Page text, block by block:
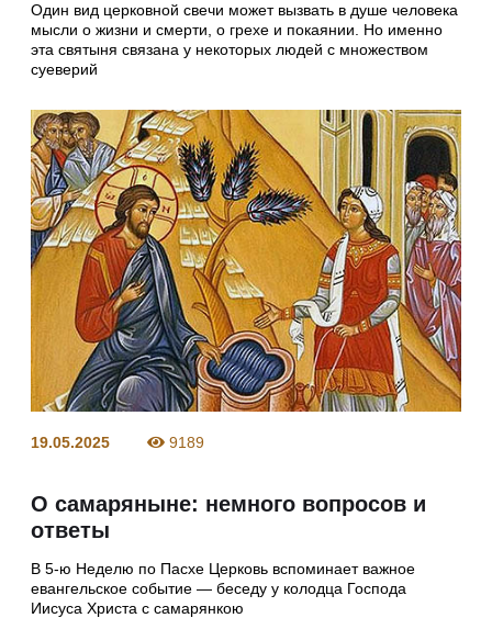
Один вид церковной свечи может вызвать в душе человека
мысли о жизни и смерти, о грехе и покаянии. Но именно
эта святыня связана у некоторых людей с множеством
суеверий
19.05.2025 9189
О самаряныне: немного вопросов и
ответы
В 5-ю Неделю по Пасхе Церковь вспоминает важное
евангельское событие — беседу у колодца Господа
Иисуса Христа с самарянкою